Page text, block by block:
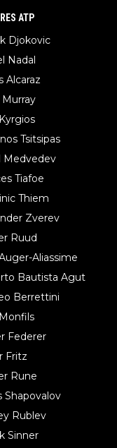
ATP
Djokovic
Nadal
Alcaraz
Tsitsipas
Medvedev
Tiafoe
Thiem
Zverev
Ruud
Aliassime
Bautista Agut
Berrettini
Federer
Fritz
Rune
Shapovalov
Rublev
Sinner